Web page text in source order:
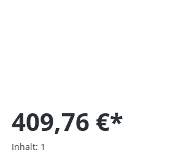
409,76 €*
Inhalt: 1